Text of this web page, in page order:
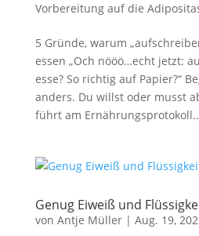
Vorbereitung auf die
5 Gründe, warum
essen „Och nööö…echt jetzt:
esse? So richtig auf Papier?“
anders. Du willst oder musst
führt am
Genug Eiweiß und
von Antje Müller| Aug. 19,